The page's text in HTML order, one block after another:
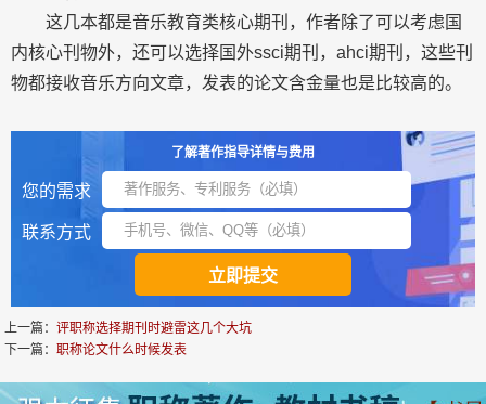
这几本都是音乐教育类核心期刊，作者除了可以考虑国
内核心刊物外，还可以选择国外ssci期刊，ahci期刊，这些刊
物都接收音乐方向文章，发表的论文含金量也是比较高的。
了解著作指导详情与费用
您的需求
联系方式
上一篇：评职称选择期刊时避雷这几个大坑
下一篇：职称论文什么时候发表